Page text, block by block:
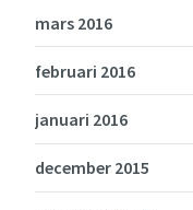
mars 2016
februari 2016
januari 2016
december 2015